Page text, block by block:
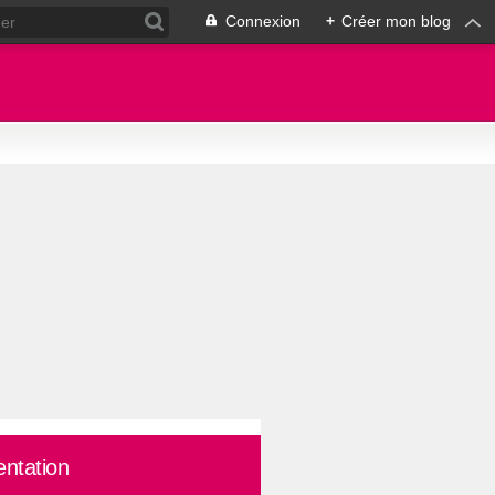
Connexion + Créer mon blog